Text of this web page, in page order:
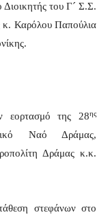
Διοικητής του Γ´ Σ.Σ.
κ. Καρόλου Παπούλια
εορτασμό της 28ης
Ναό Δράμας,
Δράμας κ.κ.
στεφάνων στο